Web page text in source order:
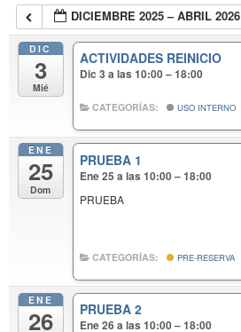
DICIEMBRE 2025 – ABRIL 2026
DIC
3
Mié
ACTIVIDADES REINICIO
Dic 3 a las 10:00 – 18:00
CATEGORÍAS: USO INTERNO
ENE
25
Dom
PRUEBA 1
Ene 25 a las 10:00 – 18:00
PRUEBA
CATEGORÍAS: PRE-RESERVA
ENE
26 PRUEBA 2
Ene 26 a las 10:00 – 18:00